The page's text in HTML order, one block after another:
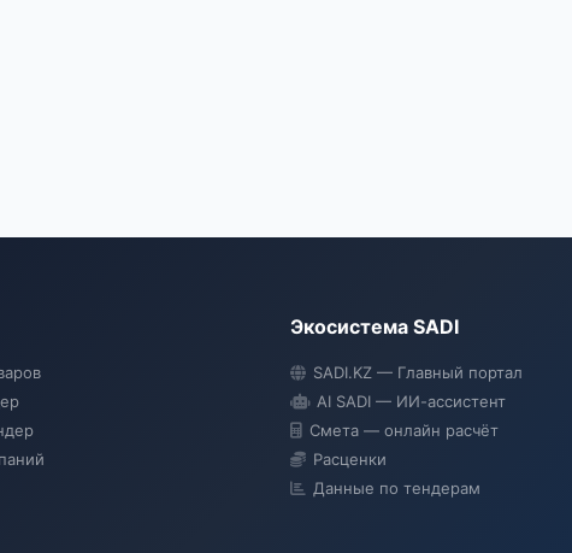
Экосистема SADI
SADI.KZ — Главный портал
AI SADI — ИИ-ассистент
Смета — онлайн расчёт
Расценки
Данные по тендерам